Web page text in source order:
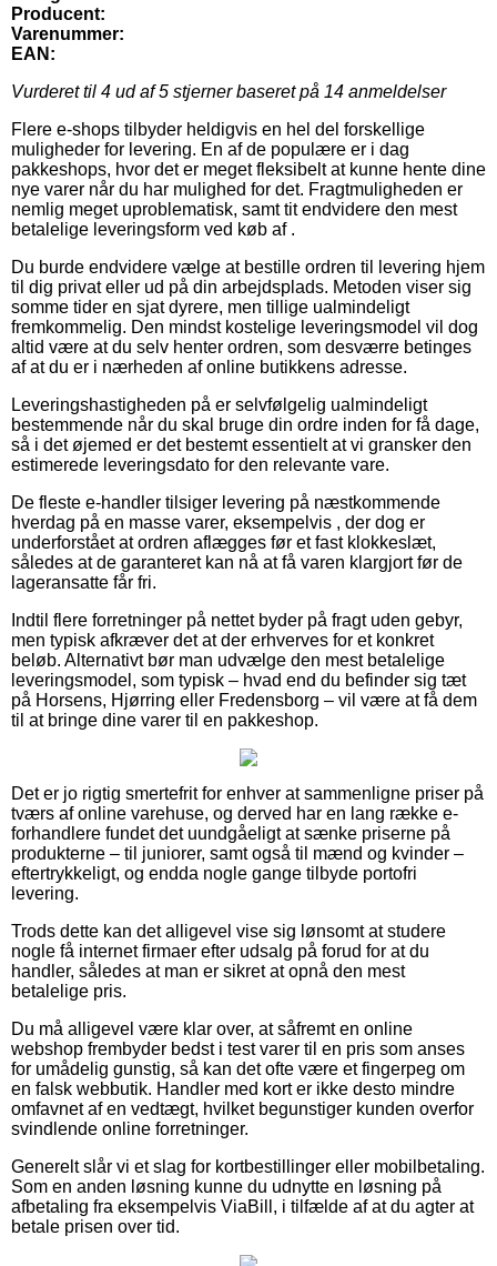
Producent:
Varenummer:
EAN:
Vurderet til 4 ud af 5 stjerner baseret på 14 anmeldelser
Flere e-shops tilbyder heldigvis en hel del forskellige
muligheder for levering. En af de populære er i dag
pakkeshops, hvor det er meget fleksibelt at kunne hente dine
nye varer når du har mulighed for det. Fragtmuligheden er
nemlig meget uproblematisk, samt tit endvidere den mest
betalelige leveringsform ved køb af .
Du burde endvidere vælge at bestille ordren til levering hjem
til dig privat eller ud på din arbejdsplads. Metoden viser sig
somme tider en sjat dyrere, men tillige ualmindeligt
fremkommelig. Den mindst kostelige leveringsmodel vil dog
altid være at du selv henter ordren, som desværre betinges
af at du er i nærheden af online butikkens adresse.
Leveringshastigheden på er selvfølgelig ualmindeligt
bestemmende når du skal bruge din ordre inden for få dage,
så i det øjemed er det bestemt essentielt at vi gransker den
estimerede leveringsdato for den relevante vare.
De fleste e-handler tilsiger levering på næstkommende
hverdag på en masse varer, eksempelvis , der dog er
underforstået at ordren aflægges før et fast klokkeslæt,
således at de garanteret kan nå at få varen klargjort før de
lageransatte får fri.
Indtil flere forretninger på nettet byder på fragt uden gebyr,
men typisk afkræver det at der erhverves for et konkret
beløb. Alternativt bør man udvælge den mest betalelige
leveringsmodel, som typisk – hvad end du befinder sig tæt
på Horsens, Hjørring eller Fredensborg – vil være at få dem
til at bringe dine varer til en pakkeshop.
Det er jo rigtig smertefrit for enhver at sammenligne priser på
tværs af online varehuse, og derved har en lang række e-
forhandlere fundet det uundgåeligt at sænke priserne på
produkterne – til juniorer, samt også til mænd og kvinder –
eftertrykkeligt, og endda nogle gange tilbyde portofri
levering.
Trods dette kan det alligevel vise sig lønsomt at studere
nogle få internet firmaer efter udsalg på forud for at du
handler, således at man er sikret at opnå den mest
betalelige pris.
Du må alligevel være klar over, at såfremt en online
webshop frembyder bedst i test varer til en pris som anses
for umådelig gunstig, så kan det ofte være et fingerpeg om
en falsk webbutik. Handler med kort er ikke desto mindre
omfavnet af en vedtægt, hvilket begunstiger kunden overfor
svindlende online forretninger.
Generelt slår vi et slag for kortbestillinger eller mobilbetaling.
Som en anden løsning kunne du udnytte en løsning på
afbetaling fra eksempelvis ViaBill, i tilfælde af at du agter at
betale prisen over tid.